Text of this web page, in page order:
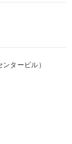
タービル）